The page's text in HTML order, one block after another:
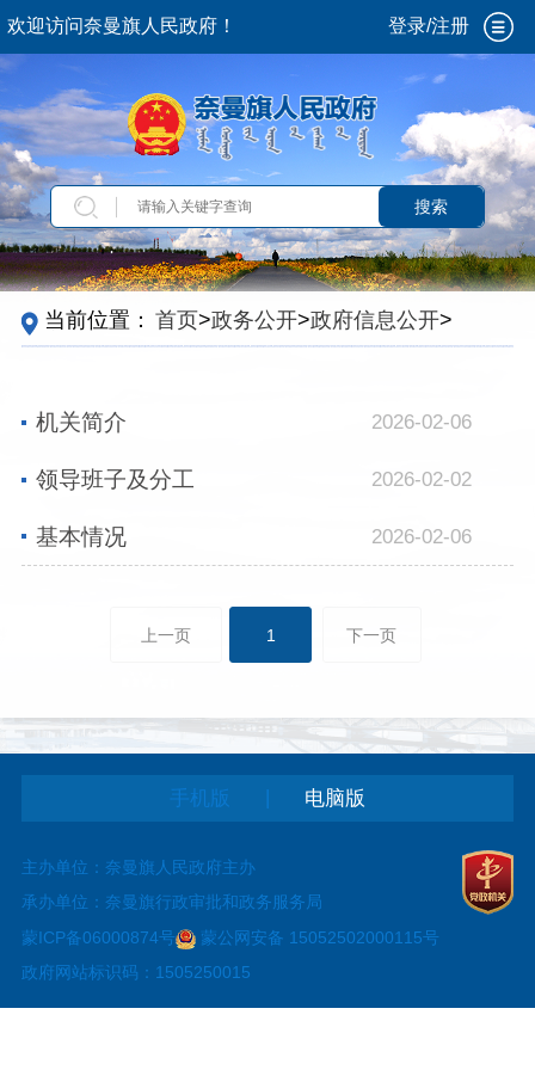
欢迎访问奈曼旗人民政府！ 登录/注册
搜索
当前位置： 首页>政务公开>政府信息公开>
定主动公开内容>机关简介>机构职能>苏木乡
机关简介 2026-02-06
领导班子及分工 2026-02-02
基本情况 2026-02-06
上一页 1 下一页
手机版 电脑版
主办单位：奈曼旗人民政府主办
承办单位：奈曼旗行政审批和政务服务局
蒙ICP备06000874号
蒙公网安备 15052502000115号
政府网站标识码：1505250015